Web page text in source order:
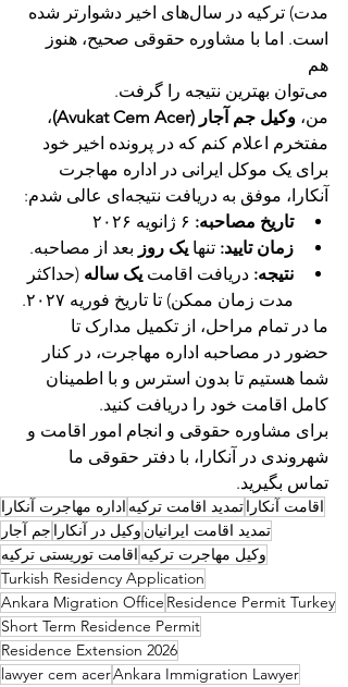
مدت) ترکیه در سال‌های اخیر دشوارتر شده
است. اما با مشاوره حقوقی صحیح، هنوز
هم
می‌توان بهترین نتیجه را گرفت.
من، وکیل جم آجار (Avukat Cem Acer)
،
مفتخرم اعلام کنم که در پرونده اخیر خود
برای یک موکل ایرانی در اداره مهاجرت
آنکارا، موفق به دریافت نتیجه‌ای عالی شدم:
تاریخ مصاحبه:
زمان تایید: تنها یک روز بعد از مصاحبه.
نتیجه: دریافت اقامت یک ساله (حداکثر
مدت زمان ممکن) تا تاریخ فوریه ۲۰۲۷.
ما در تمام مراحل، از تکمیل مدارک تا
حضور در مصاحبه اداره مهاجرت، در کنار
شما هستیم تا بدون استرس و با اطمینان
کامل اقامت خود را دریافت کنید.
برای مشاوره حقوقی و انجام امور اقامت و
شهروندی در آنکارا، با دفتر حقوقی ما
تماس بگیرید.
اقامت آنکاراتمدید اقامت ترکیه اداره مهاجرت آنکارا
تمدید اقامت ایرانیان وکیل در آنکارا جم آجار
وکیل مهاجرت ترکیه اقامت توریستی ترکیه
Turkish Residency Application
Residence Permit Turkey
Ankara Migration Office
Short Term Residence Permit
Residence Extension 2026
Ankara Immigration Lawyer
lawyer cem acer